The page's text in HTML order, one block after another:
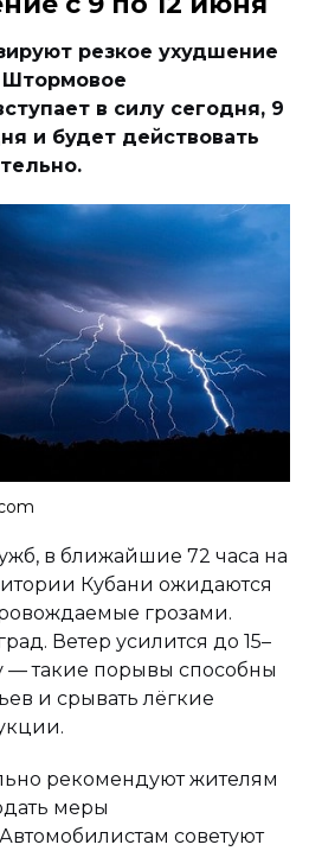
резкое ухудшение
Штормовое
в силу сегодня, 9
и будет действовать
в ближайшие 72 часа на
Кубани ожидаются
грозами.
Ветер усилится до 15–
— такие порывы способны
и срывать лёгкие
рекомендуют жителям
меры
советуют